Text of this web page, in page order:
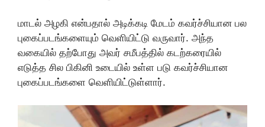
மாடல் அழகி என்பதால் அடிக்கடி மேடம் கவர்ச்சியான பல
புகைப்படங்களையும் வெளியிட்டு வருவார். அந்த
வகையில் தற்போது அவர் சமீபத்தில் கடற்கரையில்
எடுத்த சில பிகினி உடையில் உள்ள படு கவர்ச்சியான
புகைப்படங்களை வெளியிட்டுள்ளார்.